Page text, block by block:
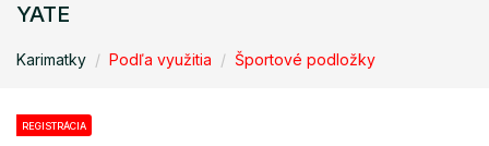
YATE
Karimatky Podľa využitia Športové podložky
REGISTRÁCIA